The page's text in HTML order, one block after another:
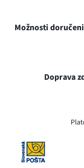
Možnosti
Doprava